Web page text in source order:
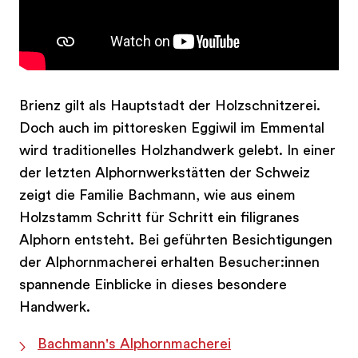
Gelegenheit.
Brienz gilt als Hauptstadt der Holzschnitzerei.
Doch auch im pittoresken Eggiwil im Emmental
wird traditionelles Holzhandwerk gelebt. In einer
der letzten Alphornwerkstätten der Schweiz
zeigt die Familie Bachmann, wie aus einem
Holzstamm Schritt für Schritt ein filigranes
Alphorn entsteht. Bei geführten Besichtigungen
der Alphornmacherei erhalten Besucher:innen
spannende Einblicke in dieses besondere
Handwerk.
Bachmann's Alphornmacherei